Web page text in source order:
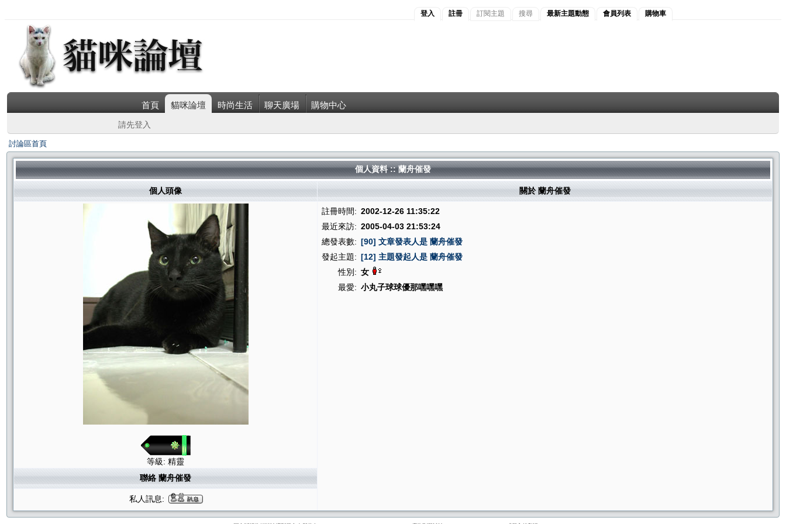
登入 註冊 訂閱主題 搜尋 最新主題動態 會員列表 購物車
首頁 貓咪論壇 時尚生活 聊天廣場 購物中心
請先登入
討論區首頁
個人資料 :: 蘭舟催發
個人頭像 關於 蘭舟催發
等級: 精靈
註冊時間: 2002-12-26 11:35:22
最近來訪: 2005-04-03 21:53:24
總發表數: [90] 文章發表人是 蘭舟催發
發起主題: [12] 主題發起人是 蘭舟催發
性別: 女
最愛: 小丸子球球優那嘿嘿嘿
聯絡 蘭舟催發
私人訊息: